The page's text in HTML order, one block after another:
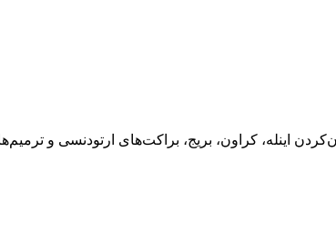
اینله، کراون، بریج، براکت‌های ارتودنسی و